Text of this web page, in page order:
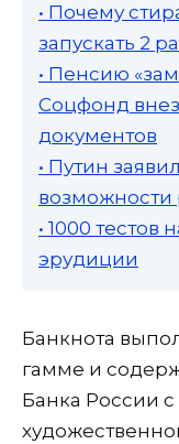
• Почему
запускать 2
• Пенсию
Соцфонд
документов
• Путин
возможности
• 1000 тестов
эрудиции
Банкнота
гамме и
Банка России